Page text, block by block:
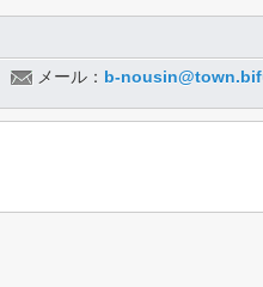
メール： b-